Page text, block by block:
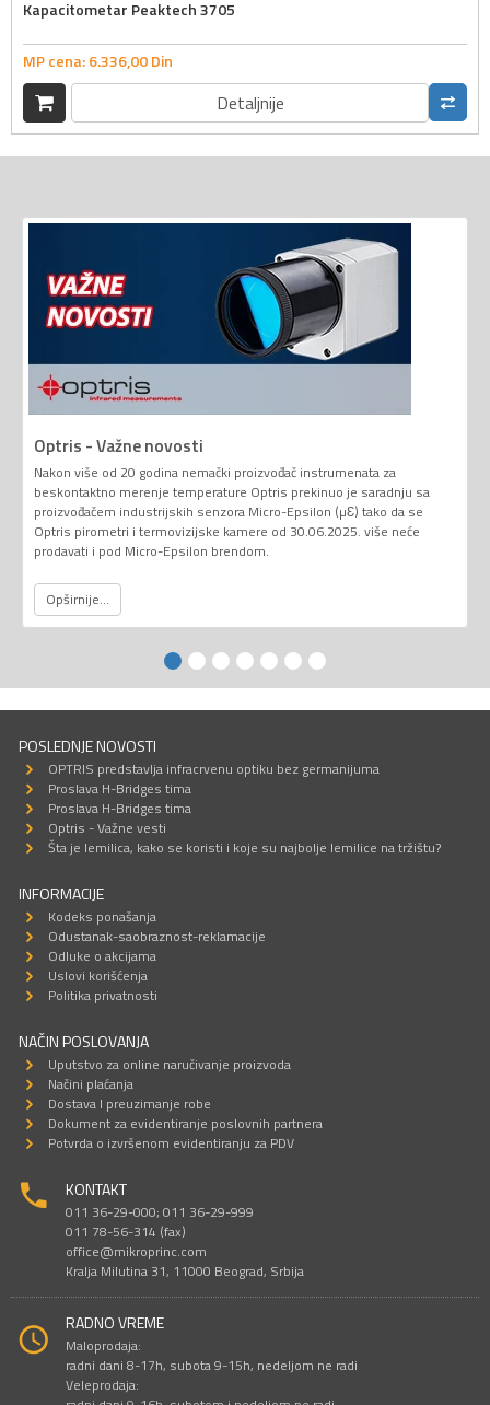
Kapacitometar Peaktech 3705
MP cena:6.336,00Din
Detaljnije
Optris - Važne novosti
Nakon više od 20 godina nemački proizvođač instrumenata za
beskontaktno merenje temperature Optris prekinuo je saradnju sa
proizvođačem industrijskih senzora Micro-Epsilon (µƐ) tako da se
Optris pirometri i termovizijske kamere od 30.06.2025. više neće
prodavati i pod Micro-Epsilon brendom.
Opširnije...
POSLEDNJE NOVOSTI
OPTRIS predstavlja infracrvenu optiku bez germanijuma
Proslava H-Bridges tima
Proslava H-Bridges tima
Optris - Važne vesti
Šta je lemilica, kako se koristi i koje su najbolje lemilice na tržištu?
INFORMACIJE
Kodeks ponašanja
Odustanak-saobraznost-reklamacije
Odluke o akcijama
Uslovi korišćenja
Politika privatnosti
NAČIN POSLOVANJA
Uputstvo za online naručivanje proizvoda
Načini plaćanja
Dostava I preuzimanje robe
Dokument za evidentiranje poslovnih partnera
Potvrda o izvršenom evidentiranju za PDV
KONTAKT
011 36-29-000; 011 36-29-999
011 78-56-314 (fax)
office@mikroprinc.com
Kralja Milutina 31, 11000 Beograd, Srbija
RADNO VREME
Maloprodaja:
radni dani 8-17h, subota 9-15h, nedeljom ne radi
Veleprodaja: